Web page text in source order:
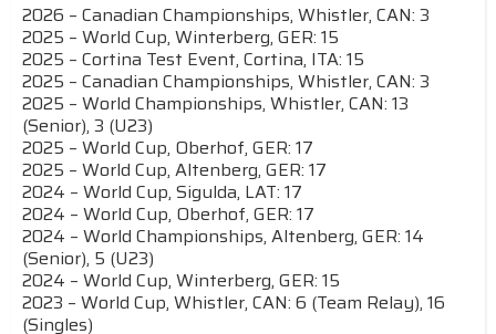
2026 – Canadian Championships, Whistler, CAN: 3
2025 – World Cup, Winterberg, GER: 15
2025 – Cortina Test Event, Cortina, ITA: 15
2025 – Canadian Championships, Whistler, CAN: 3
2025 – World Championships, Whistler, CAN: 13
(Senior), 3 (U23)
2025 – World Cup, Oberhof, GER: 17
2025 – World Cup, Altenberg, GER: 17
2024 – World Cup, Sigulda, LAT: 17
2024 – World Cup, Oberhof, GER: 17
2024 – World Championships, Altenberg, GER: 14
(Senior), 5 (U23)
2024 – World Cup, Winterberg, GER: 15
2023 – World Cup, Whistler, CAN: 6 (Team Relay), 16
(Singles)